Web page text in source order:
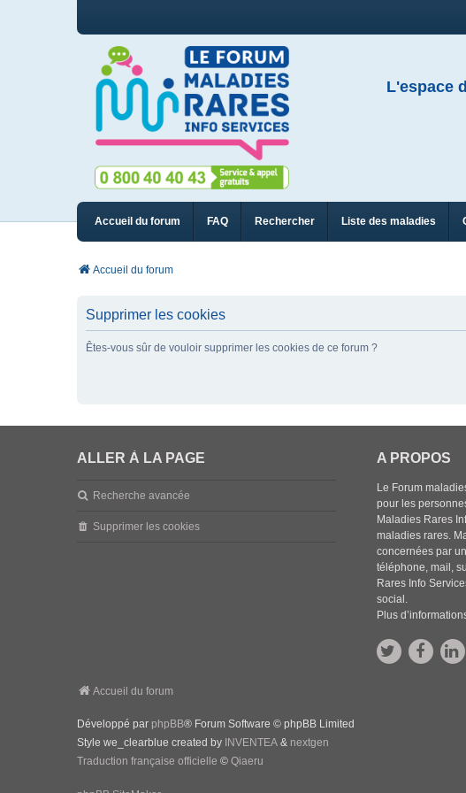
L'espace
Accueil du forum FAQ Rechercher Liste des maladies
Accueil du forum
Supprimer les cookies
Êtes-vous sûr de vouloir supprimer les cookies de ce forum ?
ALLER À LA PAGE
Recherche avancée
Supprimer les cookies
A PROPOS
Le Forum
pour les
Maladies Rares
maladies rares.
concernées par
téléphone, mail,
Rares Info
social.
Plus
Accueil du forum
Développé par phpBB® Forum Software © phpBB Limited
Style we_clearblue created by INVENTEA & nextgen
Traduction française officielle © Qiaeru